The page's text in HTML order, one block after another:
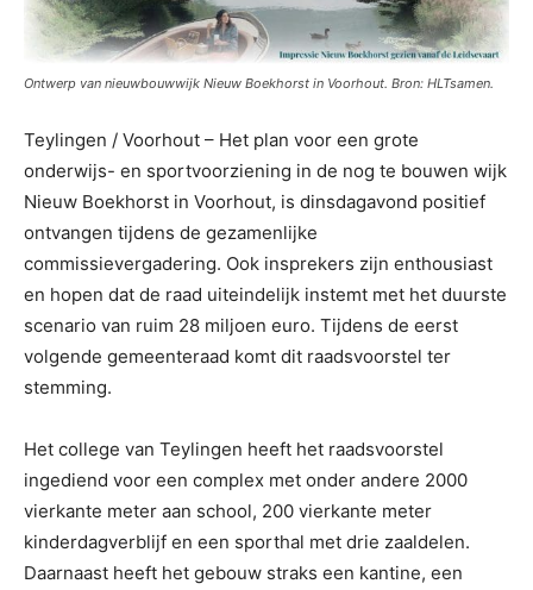
Ontwerp van nieuwbouwwijk Nieuw Boekhorst in Voorhout. Bron: HLTsamen.
Teylingen / Voorhout – Het plan voor een grote
onderwijs- en sportvoorziening in de nog te bouwen wijk
Nieuw Boekhorst in Voorhout, is dinsdagavond positief
ontvangen tijdens de gezamenlijke
commissievergadering. Ook insprekers zijn enthousiast
en hopen dat de raad uiteindelijk instemt met het duurste
scenario van ruim 28 miljoen euro. Tijdens de eerst
volgende gemeenteraad komt dit raadsvoorstel ter
stemming.
Het college van Teylingen heeft het raadsvoorstel
ingediend voor een complex met onder andere 2000
vierkante meter aan school, 200 vierkante meter
kinderdagverblijf en een sporthal met drie zaaldelen.
Daarnaast heeft het gebouw straks een kantine, een